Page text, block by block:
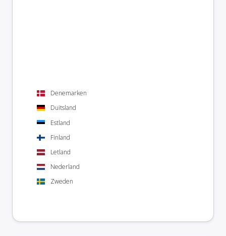
Denemarken
Duitsland
Estland
Finland
Letland
Nederland
Zweden